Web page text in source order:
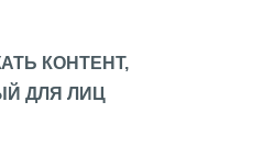
КОНТЕНТ,
ДЛЯ ЛИЦ